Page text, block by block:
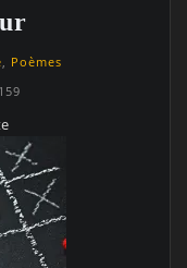
, Poèmes
159